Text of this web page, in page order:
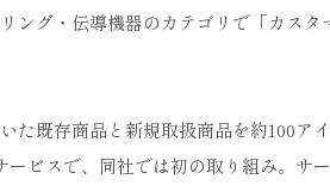
ング・伝導機器のカテゴリで「カスタ
た既存商品と新規取扱商品を約100ア
ビスで、同社では初の取り組み。サ